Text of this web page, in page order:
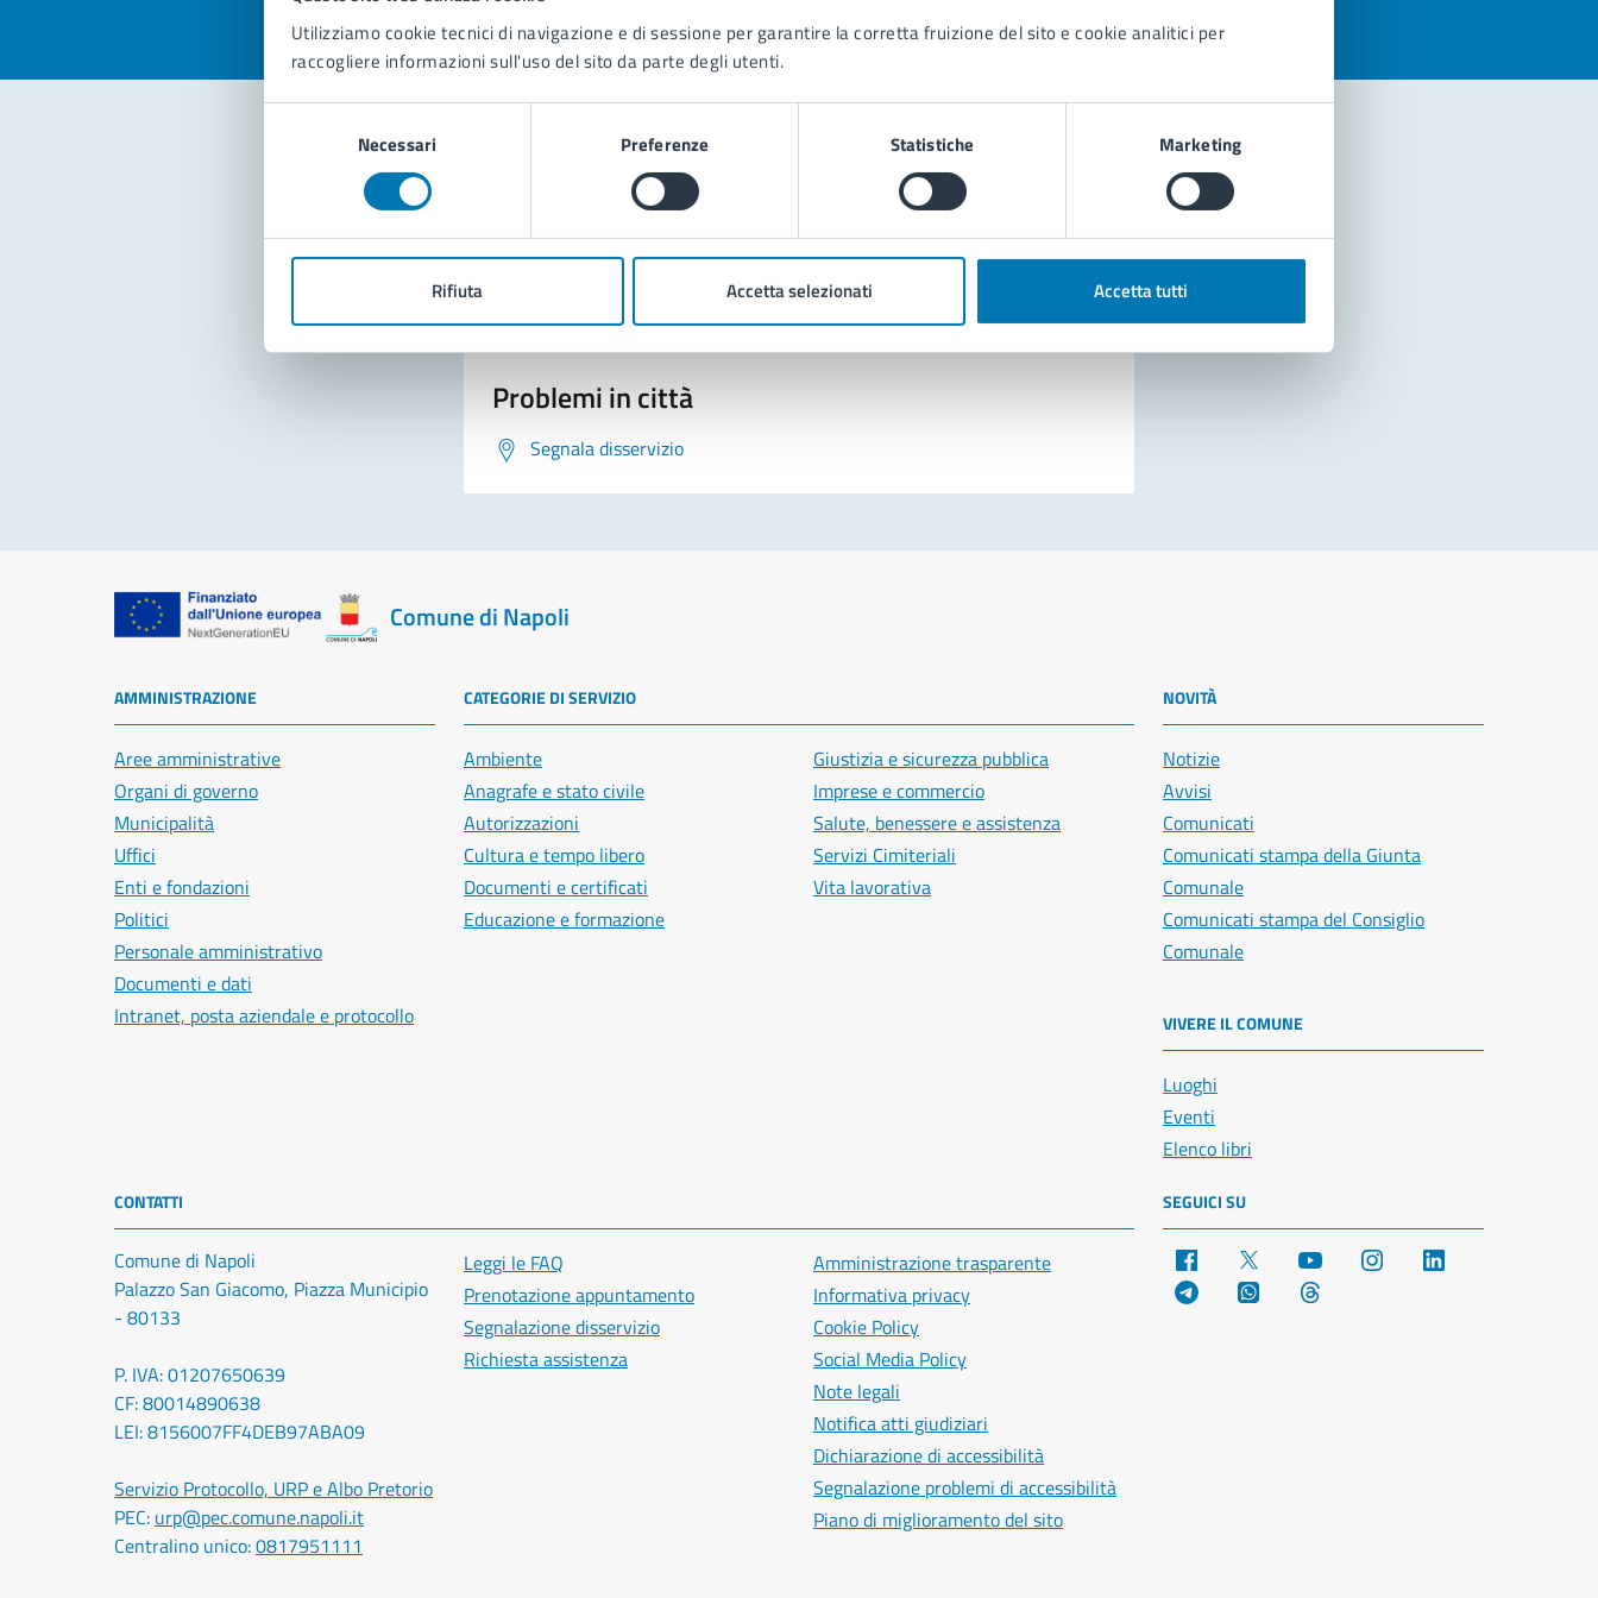
Utilizziamo cookie tecnici di navigazione e di sessione per garantire la corretta fruizione del sito e cookie analitici per
raccogliere informazioni sull'uso del sito da parte degli utenti.
Necessari Preferenze Statistiche Marketing
Rifiuta Accetta selezionati Accetta tutti
Contatta il comune
Leggi le domande frequenti
Prenota appuntamento
Problemi in città
Segnala disservizio
Comune di Napoli
AMMINISTRAZIONE
Aree amministrative
Organi di governo
Municipalità
Uffici
Enti e fondazioni
Politici
Personale amministrativo
Documenti e dati
Intranet, posta aziendale e protocollo
CATEGORIE DI SERVIZIO
Ambiente
Anagrafe e stato civile
Autorizzazioni
Cultura e tempo libero
Documenti e certificati
Educazione e formazione
Giustizia e sicurezza pubblica
Imprese e commercio
Salute, benessere e assistenza
Servizi Cimiteriali
Vita lavorativa
NOVITÀ
Notizie
Avvisi
Comunicati
Comunicati stampa della Giunta
Comunale
Comunicati stampa del Consiglio
Comunale
VIVERE IL COMUNE
Luoghi
Eventi
Elenco libri
CONTATTI
Comune di Napoli
Palazzo San Giacomo, Piazza Municipio
- 80133
P. IVA: 01207650639
CF: 80014890638
LEI: 8156007FF4DEB97ABA09
Servizio Protocollo, URP e Albo Pretorio
PEC: urp@pec.comune.napoli.it
Centralino unico:0817951111
Leggi le FAQ
Prenotazione appuntamento
Segnalazione disservizio
Richiesta assistenza
Amministrazione trasparente
Informativa privacy
Cookie Policy
Social Media Policy
Note legali
Notifica atti giudiziari
Dichiarazione di accessibilità
Segnalazione problemi di accessibilità
Piano di miglioramento del sito
SEGUICI SU
Facebook YouTube Instagram
Telegram WhatsApp